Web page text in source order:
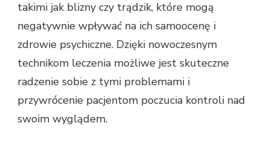
takimi jak blizny czy trądzik, które mogą
negatywnie wpływać na ich samoocenę i
zdrowie psychiczne. Dzięki nowoczesnym
technikom leczenia możliwe jest skuteczne
radzenie sobie z tymi problemami i
przywrócenie pacjentom poczucia kontroli nad
swoim wyglądem.